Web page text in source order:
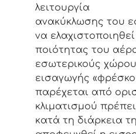
λειτουργία
ανακύκλωσης του
να
ποιότητας του
εσωτερικούς
εισαγωγής
παρέχεται από
κλιματισμού
κατά τη διάρκεια